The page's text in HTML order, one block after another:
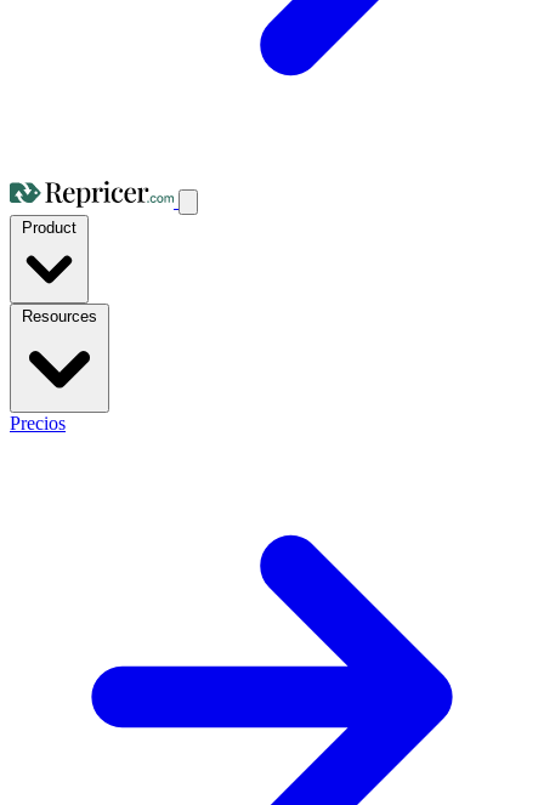
Precios